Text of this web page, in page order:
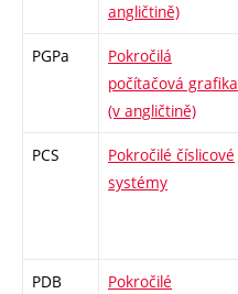
angličtině)
PGPa
Pokročilá
počítačová grafika
(v angličtině)
PCS
Pokročilé číslicové
systémy
PDB
Pokročilé